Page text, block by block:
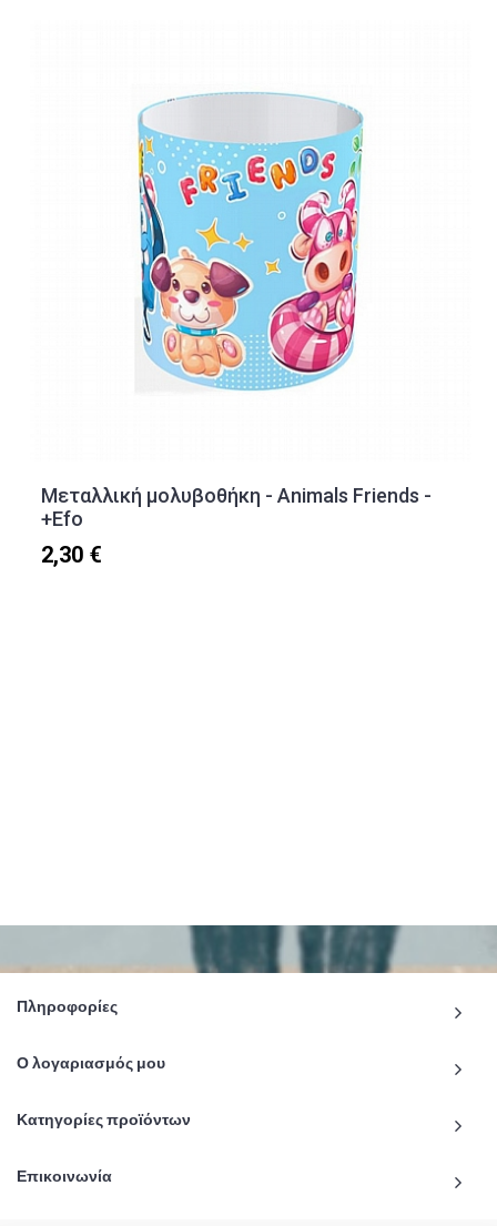
Μεταλλική μολυβοθήκη - Animals Friends -
+Efo
2,30 €
Πληροφορίες
Ο λογαριασμός μου
Κατηγορίες προϊόντων
Επικοινωνία